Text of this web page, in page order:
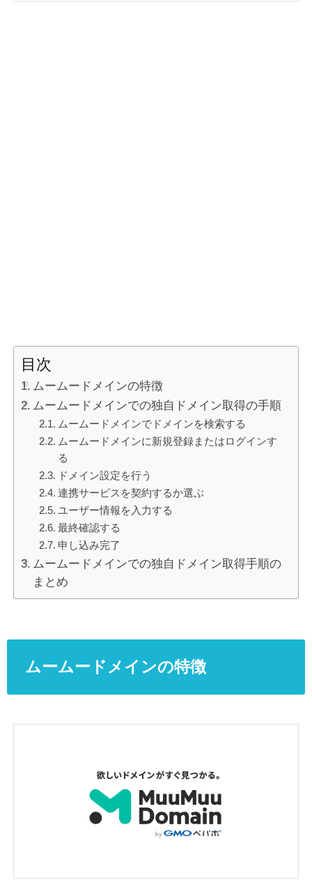
目次
ムームードメインの特徴
ムームードメインでの独自ドメイン取得の手順
ムームードメインでドメインを検索する
ムームードメインに新規登録またはログインす
る
ドメイン設定を行う
連携サービスを契約するか選ぶ
ユーザー情報を入力する
最終確認する
申し込み完了
ムームードメインでの独自ドメイン取得手順の
まとめ
ムームードメインの特徴